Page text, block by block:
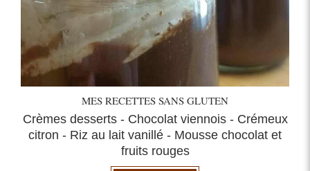
MES RECETTES SANS GLUTEN
Crèmes desserts - Chocolat viennois - Crémeux
citron - Riz au lait vanillé - Mousse chocolat et
fruits rouges